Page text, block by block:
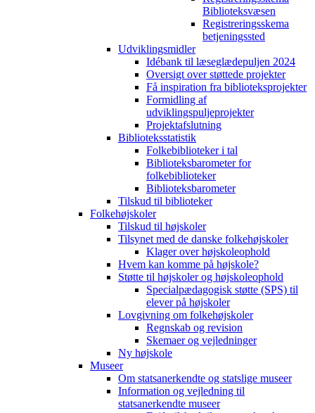
Biblioteksvæsen
Registreringsskema
betjeningssted
Udviklingsmidler
Idébank til læseglædepuljen 2024
Oversigt over støttede projekter
Få inspiration fra biblioteksprojekter
Formidling af
udviklingspuljeprojekter
Projektafslutning
Biblioteksstatistik
Folkebiblioteker i tal
Biblioteksbarometer for
folkebiblioteker
Biblioteksbarometer
Tilskud til biblioteker
Folkehøjskoler
Tilskud til højskoler
Tilsynet med de danske folkehøjskoler
Klager over højskoleophold
Hvem kan komme på højskole?
Støtte til højskoler og højskoleophold
Specialpædagogisk støtte (SPS) til
elever på højskoler
Lovgivning om folkehøjskoler
Regnskab og revision
Skemaer og vejledninger
Ny højskole
Museer
Om statsanerkendte og statslige museer
Information og vejledning til
statsanerkendte museer